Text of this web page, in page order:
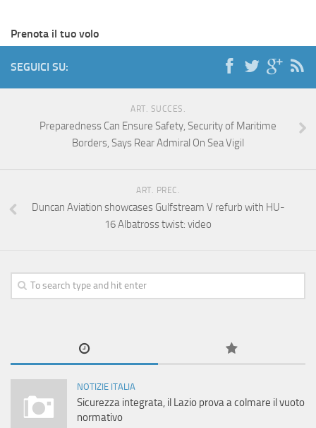
Prenota il tuo volo
SEGUICI SU:
ART. SUCCES.
Preparedness Can Ensure Safety, Security of Maritime
Borders, Says Rear Admiral On Sea Vigil
ART. PREC.
Duncan Aviation showcases Gulfstream V refurb with HU-
16 Albatross twist: video
NOTIZIE ITALIA
Sicurezza integrata, il Lazio prova a colmare il vuoto
normativo